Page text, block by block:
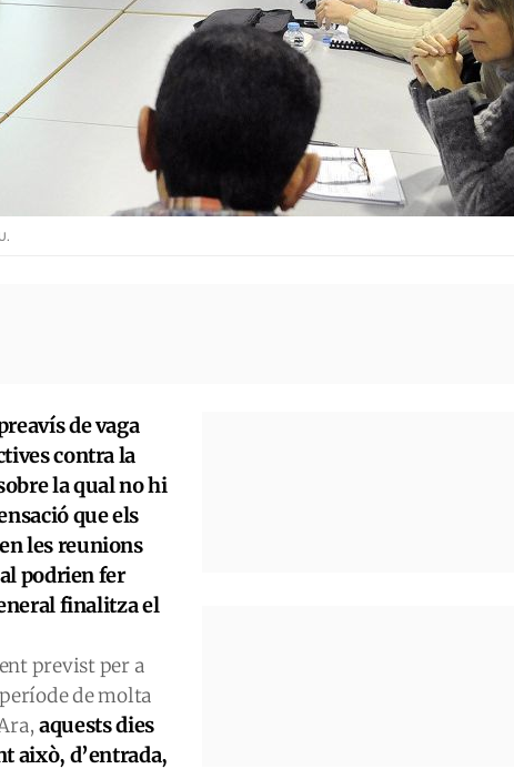
de vaga
contra la
la qual no hi
que els
les reunions
podrien fer
finalitza el
previst per a
de molta
aquests dies
això, d’entrada,